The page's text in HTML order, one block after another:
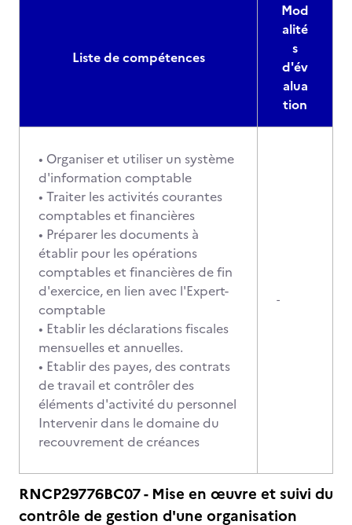
Liste de compétences
Mod
alité
s
d'év
alua
tion
• Organiser et utiliser un système
d'information comptable
• Traiter les activités courantes
comptables et financières
• Préparer les documents à
établir pour les opérations
comptables et financières de fin
d'exercice, en lien avec l'Expert-
comptable
• Etablir les déclarations fiscales
mensuelles et annuelles.
• Etablir des payes, des contrats
de travail et contrôler des
éléments d'activité du personnel
Intervenir dans le domaine du
recouvrement de créances
-
RNCP29776BC07 - Mise en œuvre et suivi du
contrôle de gestion d'une organisation